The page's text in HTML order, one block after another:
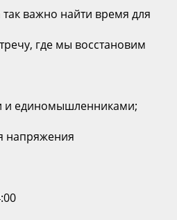
важно найти время для
где мы восстановим
и единомышленниками;
напряжения